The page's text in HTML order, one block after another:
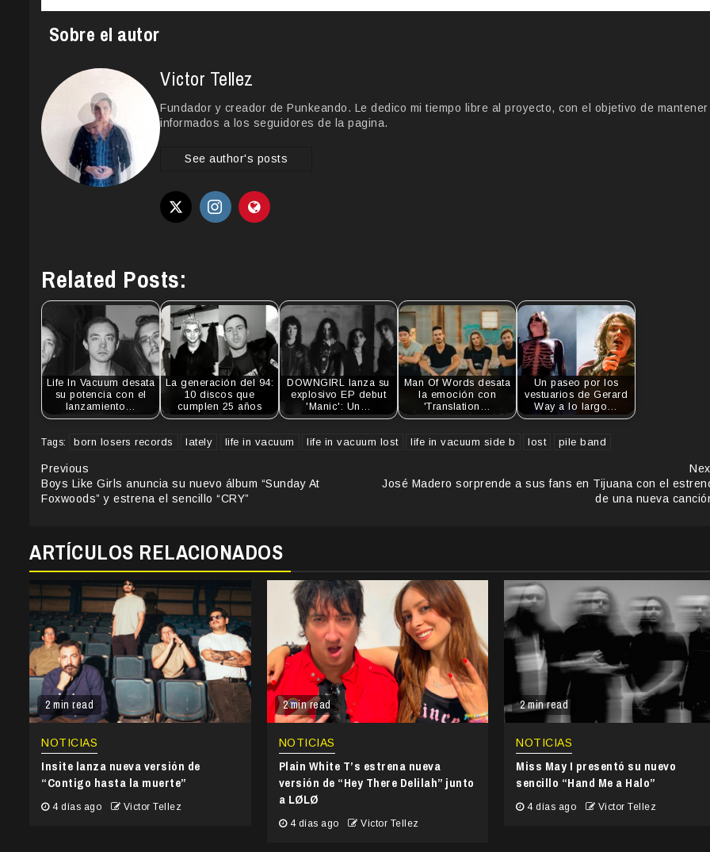
Sobre el autor
Victor Tellez
Fundador y creador de Punkeando. Le dedico mi tiempo libre al proyecto, con el objetivo de mantener
informados a los seguidores de la pagina.
See author's posts
Related Posts:
Life In Vacuum desata
su potencia con el
lanzamiento…
La generación del 94:
10 discos que
cumplen 25 años
DOWNGIRL lanza su
explosivo EP debut
'Manic': Un…
Man Of Words desata
la emoción con
'Translation…
Un paseo por los
vestuarios de Gerard
Way a lo largo…
Tags: born losers records lately life in vacuum life in vacuum lost life in vacuum side b lost pile band
Continue
Reading
Previous
Boys Like Girls anuncia su nuevo álbum “Sunday At
Foxwoods” y estrena el sencillo “CRY”
José Madero sorprende a sus fans en Tijuana con el
de una nueva
ARTÍCULOS RELACIONADOS
2 min read
NOTICIAS
Insite lanza nueva versión de
“Contigo hasta la muerte”
4 días ago Victor Tellez
2 min read
NOTICIAS
Plain White T’s estrena nueva
versión de “Hey There Delilah” junto
a LØLØ
4 días ago Victor Tellez
2 min read
NOTICIAS
Miss May I presentó su nuevo
sencillo “Hand Me a Halo”
4 días ago Victor Tellez